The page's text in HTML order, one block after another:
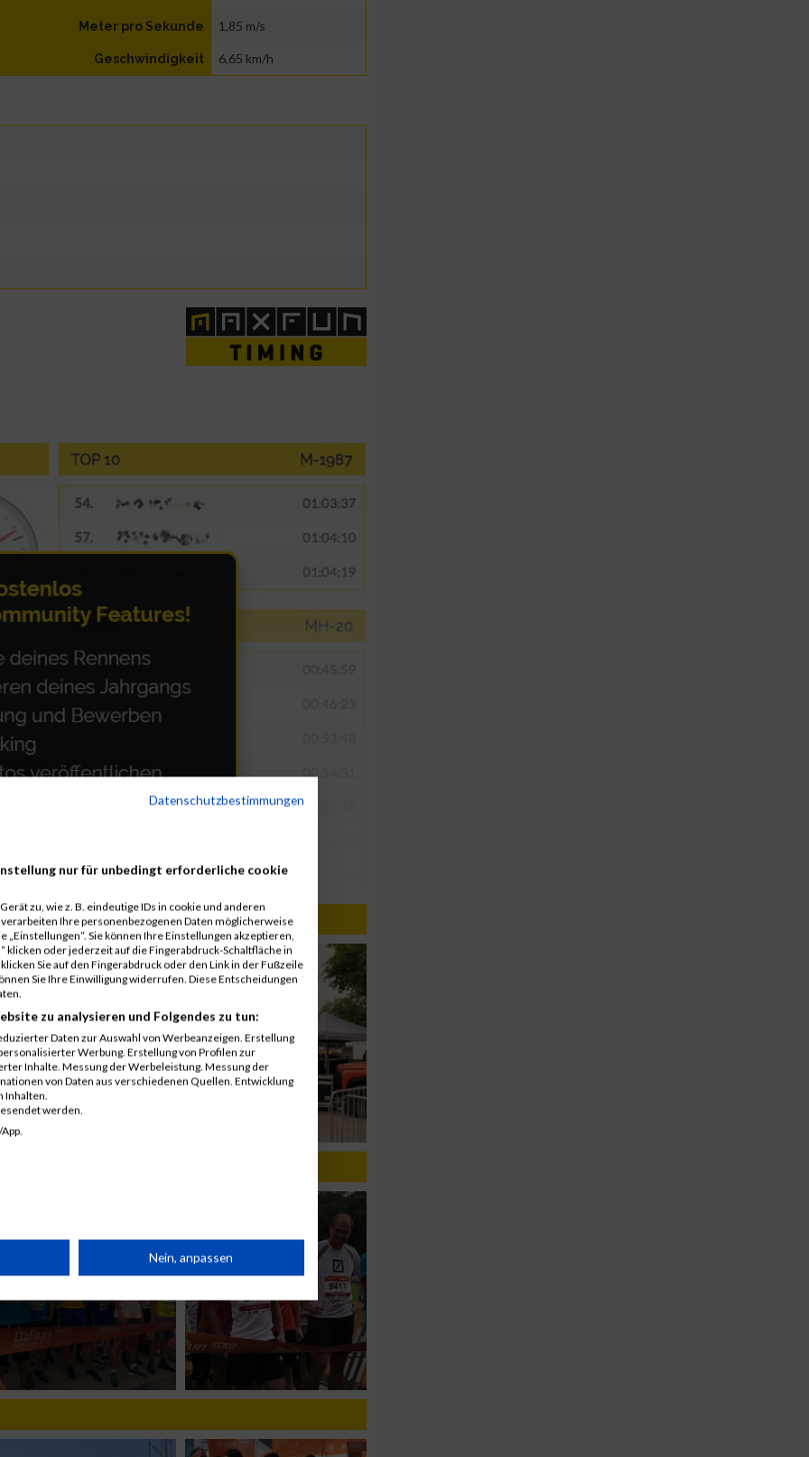
Meter pro Sekunde 1,85 m/s
Geschwindigkeit 6,65 km/h
Datenschutzbestimmungen
nur für unbedingt erforderliche cookie
zu, wie z. B. eindeutige IDs in cookie und anderen
Ihre personenbezogenen Daten möglicherweise
Sie können Ihre Einstellungen akzeptieren,
klicken oder jederzeit auf die Fingerabdruck-Schaltfläche in
Sie auf den Fingerabdruck oder den Link in der Fußzeile
Sie Ihre Einwilligung widerrufen. Diese Entscheidungen
zu analysieren und Folgendes zu tun:
Daten zur Auswahl von Werbeanzeigen. Erstellung
Werbung. Erstellung von Profilen zur
Inhalte. Messung der Werbeleistung. Messung der
von Daten aus verschiedenen Quellen. Entwicklung
Inhalten.
werden.
Nein, anpassen